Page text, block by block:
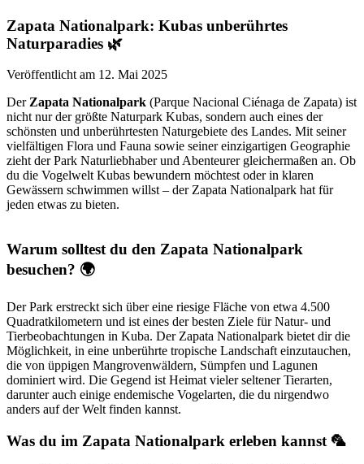
Zapata Nationalpark: Kubas unberührtes
Naturparadies 🌿
Veröffentlicht am 12. Mai 2025
DerZapata Nationalpark (Parque Nacional Ciénaga de Zapata) ist
nicht nur der größte Naturpark Kubas, sondern auch eines der
schönsten und unberührtesten Naturgebiete des Landes. Mit seiner
vielfältigen Flora und Fauna sowie seiner einzigartigen Geographie
zieht der Park Naturliebhaber und Abenteurer gleichermaßen an. Ob
du die Vogelwelt Kubas bewundern möchtest oder in klaren
Gewässern schwimmen willst – der Zapata Nationalpark hat für
jeden etwas zu bieten.
Warum solltest du den Zapata Nationalpark
besuchen? 🌍
Der Park erstreckt sich über eine riesige Fläche von etwa 4.500
Quadratkilometern und ist eines der besten Ziele für Natur- und
Tierbeobachtungen in Kuba. Der Zapata Nationalpark bietet dir die
Möglichkeit, in eine unberührte tropische Landschaft einzutauchen,
die von üppigen Mangrovenwäldern, Sümpfen und Lagunen
dominiert wird. Die Gegend ist Heimat vieler seltener Tierarten,
darunter auch einige endemische Vogelarten, die du nirgendwo
anders auf der Welt finden kannst.
Was du im Zapata Nationalpark erleben kannst 🦜